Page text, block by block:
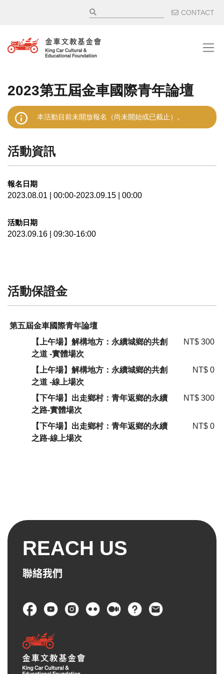
輔助選
CONTACT
2023第五屆金車國際青年論壇
本活動目前未開放報名（尚未開始或已截止）。
活動資訊
報名日期
2023.08.01 | 00:00-2023.09.15 | 00:00
活動日期
2023.09.16 | 09:30-16:00
活動保證金
第五屆金車國際青年論壇
【上午場】解構地方：永續城鄉的共創
之道 -實體場次
NT$ 300
【上午場】解構地方：永續城鄉的共創
之道 -線上場次
NT$ 0
【下午場】出走鄉村：青年返鄉的永續
之路-實體場次
NT$ 300
【下午場】出走鄉村：青年返鄉的永續
之路-線上場次
NT$ 0
REACH US
聯絡我們
頁尾